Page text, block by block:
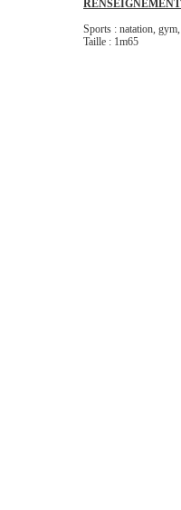
Sports : natation,
Taille : 1m65